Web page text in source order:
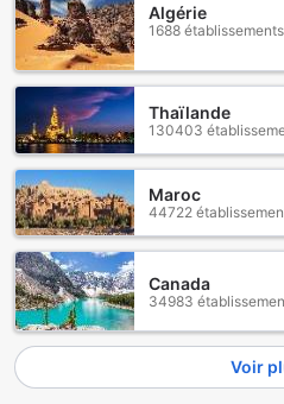
Algérie
1688 établissements
Thaïlande
130403
Maroc
44722
Canada
34983
Voir